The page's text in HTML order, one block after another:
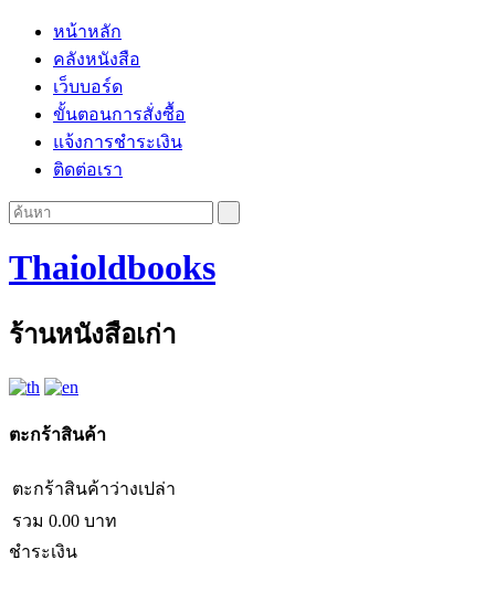
หน้าหลัก
คลังหนังสือ
เว็บบอร์ด
ขั้นตอนการสั่งซื้อ
แจ้งการชำระเงิน
ติดต่อเรา
Thaioldbooks
ร้านหนังสือเก่า
ตะกร้าสินค้า
ตะกร้าสินค้าว่างเปล่า
รวม 0.00 บาท
ชำระเงิน